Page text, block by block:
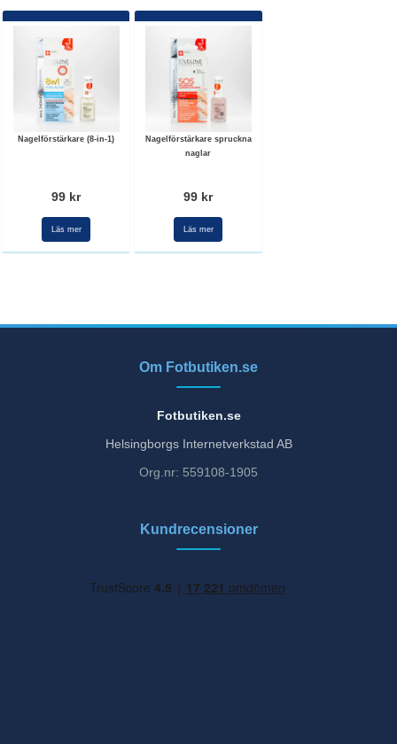
Nagelförstärkare (8-in-1)
99 kr
Läs mer
Nagelförstärkare spruckna
naglar
99 kr
Läs mer
Om Fotbutiken.se
Fotbutiken.se
Helsingborgs Internetverkstad AB
Org.nr: 559108-1905
Kundrecensioner